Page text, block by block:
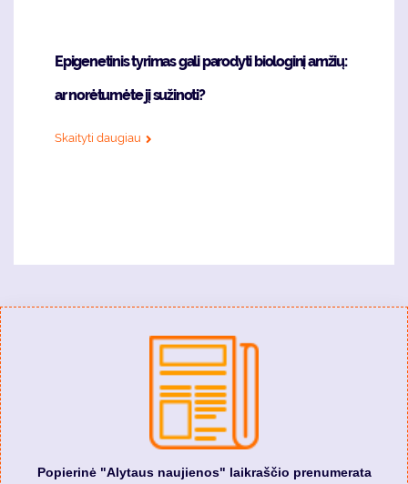
Epigenetinis tyrimas gali parodyti biologinį amžių:
ar norėtumėte jį sužinoti?
Skaityti daugiau
Popierinė "Alytaus naujienos" laikraščio prenumerata